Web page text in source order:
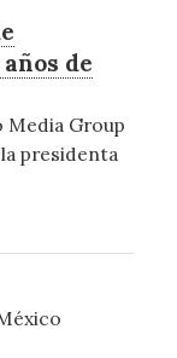
de
Media Group
presidenta